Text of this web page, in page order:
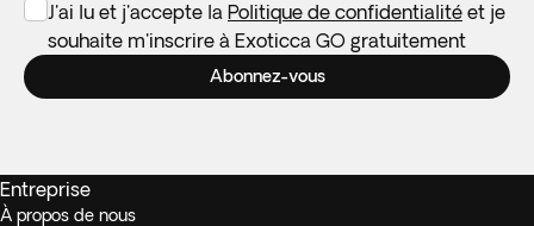
J'ai lu et j'accepte la Politique de confidentialité et je
souhaite m'inscrire à Exoticca GO gratuitement
Abonnez-vous
Entreprise
À propos de nous